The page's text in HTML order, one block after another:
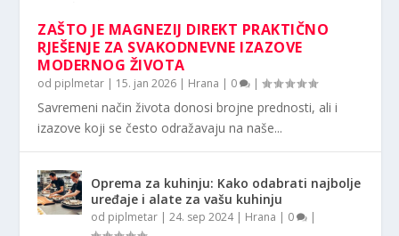
ZAŠTO JE MAGNEZIJ DIREKT PRAKTIČNO
RJEŠENJE ZA SVAKODNEVNE IZAZOVE
MODERNOG ŽIVOTA
od piplmetar | 15. jan 2026 | Hrana | 0 |
Savremeni način života donosi brojne prednosti, ali i
izazove koji se često odražavaju na naše...
Oprema za kuhinju: Kako odabrati najbolje
uređaje i alate za vašu kuhinju
od piplmetar |24. sep 2024| Hrana | 0 |